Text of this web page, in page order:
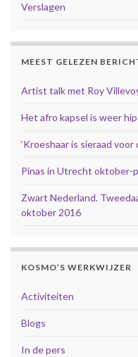
Verslagen
MEEST GELEZEN
Artist talk met Roy
Het afro kapsel is weer hip
‘Kroeshaar is sieraad voor
Pinas in Utrecht oktober-
Zwart Nederland.
oktober 2016
KOSMO’S WERKWIJZER
Activiteiten
Blogs
In de pers